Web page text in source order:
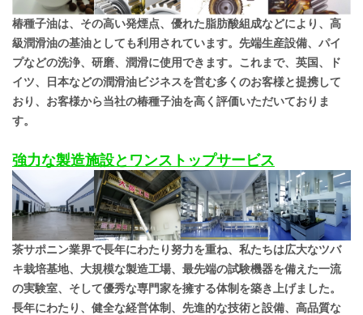
椿種子油は、その高い発煙点、優れた脂肪酸組成などにより、高
級潤滑油の基油としても利用されています。先端生産設備、パイ
プなどの洗浄、研磨、潤滑に使用できます。これまで、英国、ド
イツ、日本などの潤滑油ビジネスを営む多くのお客様と提携して
おり、お客様から当社の椿種子油を高く評価いただいておりま
す。
強力な製造施設とワンストップサービス
茶サポニン業界で長年にわたり努力を重ね、私たちは広大なツバ
キ栽培基地、大規模な製造工場、最先端の試験機器を備えた一流
の実験室、そして優秀な専門家を擁する体制を築き上げました。
長年にわたり、健全な経営体制、先進的な技術と設備、高品質な